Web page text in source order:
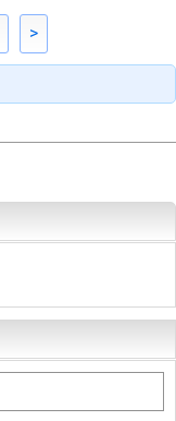
>